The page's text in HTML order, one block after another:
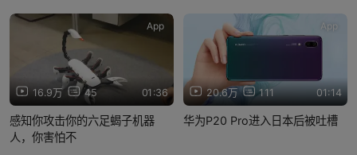
16.9万 45 01:36
App
感知你攻击你的六足蝎子机器
人，你害怕不
20.6万 111 01:14
App
华为P20 Pro进入日本后被吐槽